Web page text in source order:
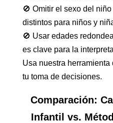
🚫 Omitir el sexo del
distintos para niños y
🚫 Usar edades
es clave para la
Usa nuestra herramienta
tu toma de decisiones.
Comparación:
Infantil vs.